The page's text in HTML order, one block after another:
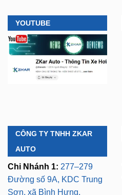
YOUTUBE
CÔNG TY TNHH ZKAR
AUTO
Chi Nhánh 1: 277–279
Đường số 9A, KDC Trung
Sơn, xã Bình Hưng,